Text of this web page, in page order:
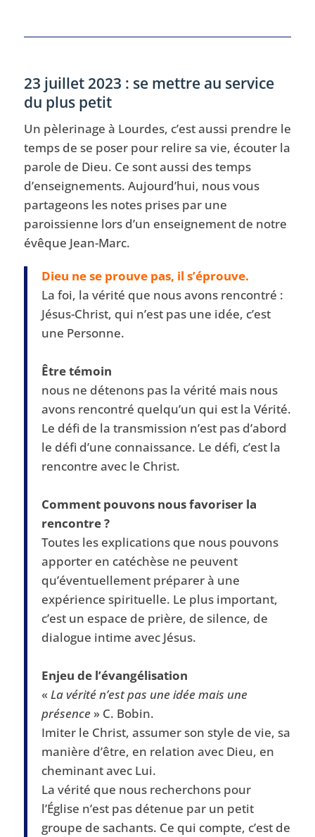
23 juillet 2023 : se mettre au service
du plus petit
Un pèlerinage à Lourdes, c’est aussi prendre le
temps de se poser pour relire sa vie, écouter la
parole de Dieu. Ce sont aussi des temps
d’enseignements. Aujourd’hui, nous vous
partageons les notes prises par une
paroissienne lors d’un enseignement de notre
évêque Jean-Marc.
Dieu ne se prouve pas, il s’éprouve.
La foi, la vérité que nous avons rencontré :
Jésus-Christ, qui n’est pas une idée, c’est
une Personne.
Être témoin
nous ne détenons pas la vérité mais nous
avons rencontré quelqu’un qui est la Vérité.
Le défi de la transmission n’est pas d’abord
le défi d’une connaissance. Le défi, c’est la
rencontre avec le Christ.
Comment pouvons nous favoriser la
rencontre ?
Toutes les explications que nous pouvons
apporter en catéchèse ne peuvent
qu’éventuellement préparer à une
expérience spirituelle. Le plus important,
c’est un espace de prière, de silence, de
dialogue intime avec Jésus.
Enjeu de l’évangélisation
« La vérité n’est pas une idée mais une
présence» C. Bobin.
Imiter le Christ, assumer son style de vie, sa
manière d’être, en relation avec Dieu, en
cheminant avec Lui.
La vérité que nous recherchons pour
l’Église n’est pas détenue par un petit
groupe de sachants. Ce qui compte, c’est de